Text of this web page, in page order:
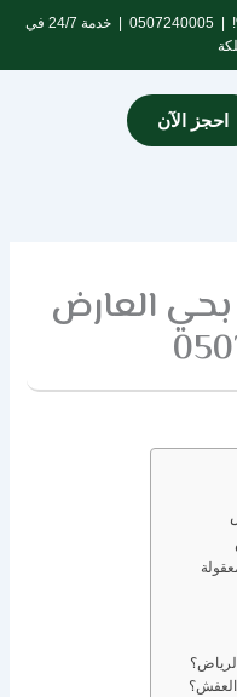
0507240005
| خدمة 24/7 في
احجز الآن
العارض